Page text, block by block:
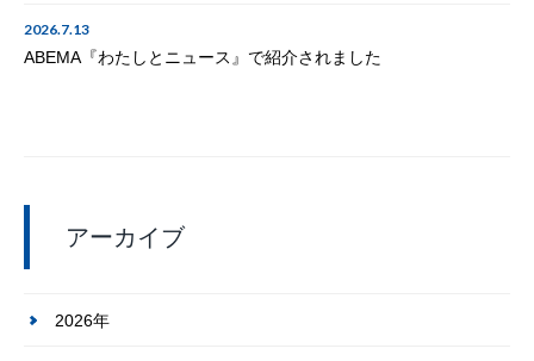
2026.7.13
ABEMA『わたしとニュース』で紹介されました
アーカイブ
2026年